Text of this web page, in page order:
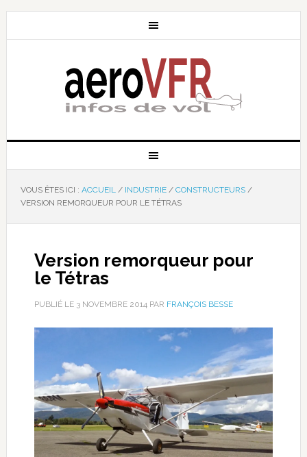
VOUS ÊTES ICI : ACCUEIL / INDUSTRIE / CONSTRUCTEURS /
VERSION REMORQUEUR POUR LE TÉTRAS
Version remorqueur pour
le Tétras
PUBLIÉ LE 3 NOVEMBRE 2014PAR FRANÇOIS BESSE